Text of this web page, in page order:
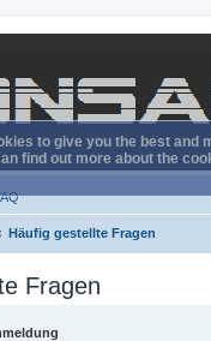
Häufig gestellte Fragen
Fragen
to give you the best and
find out more about the